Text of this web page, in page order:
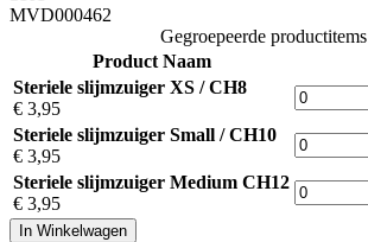
MVD000462
Gegroepeerde productitems
Product Naam
Steriele slijmzuiger XS / CH8
€ 3,95
Steriele slijmzuiger Small / CH10
€ 3,95
Steriele slijmzuiger Medium CH12
€ 3,95
In Winkelwagen